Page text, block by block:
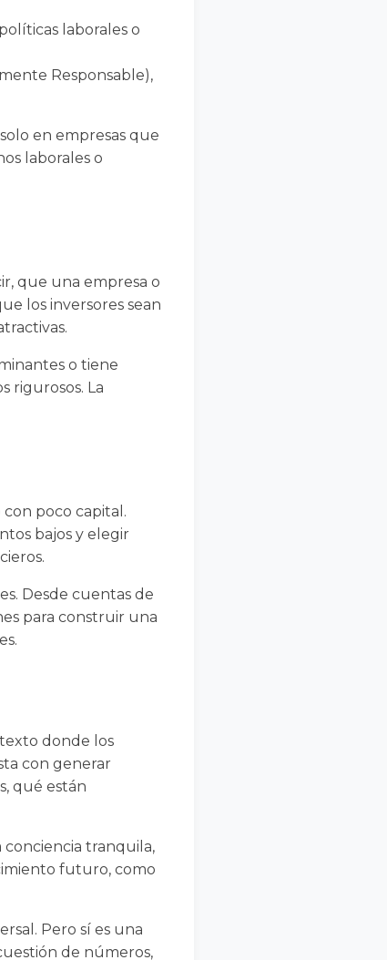
laborales o
Responsable),
en empresas que
laborales o
que una empresa o
los inversores sean
o tiene
rigurosos. La
poco capital.
bajos y elegir
Desde cuentas de
para construir una
donde los
con generar
qué están
tranquila,
futuro, como
Pero sí es una
de números,